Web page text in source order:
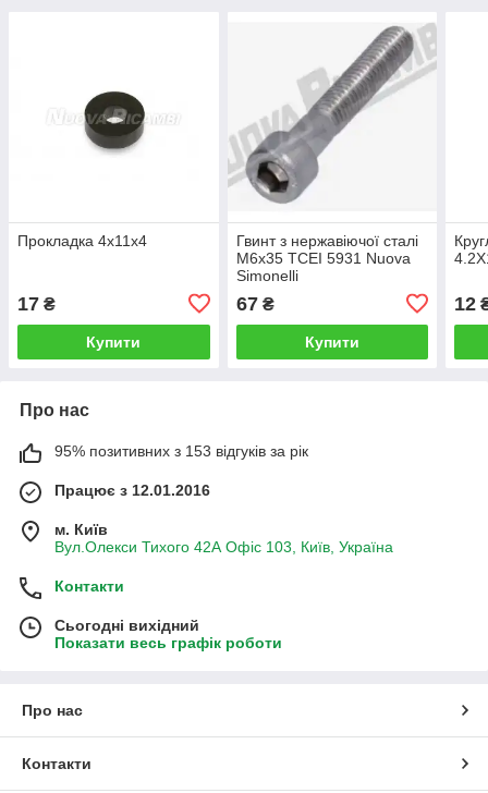
Прокладка 4x11x4
17 ₴
Купити
Гвинт з нержавіючої сталі
M6x35 TCEI 5931 Nuova
Simonelli
67₴
Купити
12
Про нас
95% позитивних з 153 відгуків за рік
Працює з 12.01.2016
м. Київ
Вул.Олекси Тихого 42А Офіс 103, Київ, Україна
Контакти
Сьогодні вихідний
Показати весь графік роботи
Про нас
Контакти